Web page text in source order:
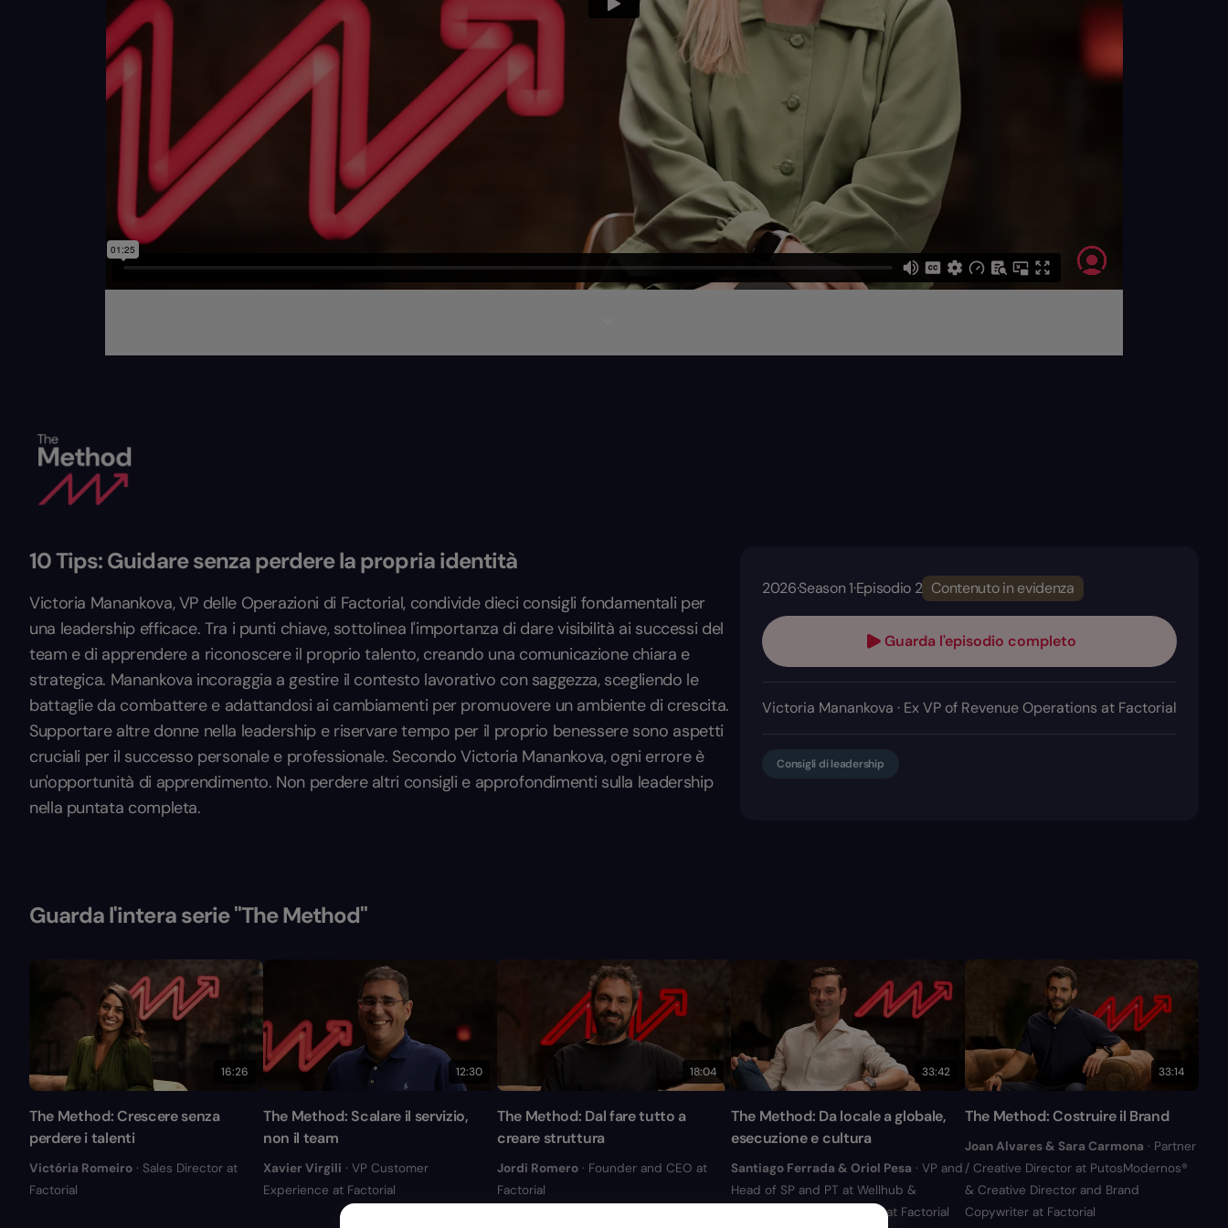
10 Tips: Guidare senza perdere la propria identità
Victoria Manankova, VP delle Operazioni di Factorial, condivide dieci consigli fondamentali per
una leadership efficace. Tra i punti chiave, sottolinea l'importanza di dare visibilità ai successi del
team e di apprendere a riconoscere il proprio talento, creando una comunicazione chiara e
strategica. Manankova incoraggia a gestire il contesto lavorativo con saggezza, scegliendo le
battaglie da combattere e adattandosi ai cambiamenti per promuovere un ambiente di crescita.
Supportare altre donne nella leadership e riservare tempo per il proprio benessere sono aspetti
cruciali per il successo personale e professionale. Secondo Victoria Manankova, ogni errore è
un'opportunità di apprendimento. Non perdere altri consigli e approfondimenti sulla leadership
nella puntata completa.
2026·Season 1·Episodio 2 Contenuto in evidenza
Guarda l'episodio completo
Victoria Manankova · Ex VP of Revenue Operations at Factorial
Consigli di leadership
Guarda l'intera serie "The Method"
16:26
The Method: Crescere senza
perdere i talenti
Victória Romeiro · Sales Director at
Factorial
12:30
The Method: Scalare il servizio,
non il team
Xavier Virgili · VP Customer
Experience at Factorial
18:04
The Method: Dal fare tutto a
creare struttura
Jordi Romero · Founder and CEO at
Factorial
33:42
The Method: Da locale a globale,
esecuzione e cultura
Santiago Ferrada & Oriol Pesa · VP and
Head of SP and PT at Wellhub &
Strategy and Partnerships at Factorial
33:14
The Method: Costruire il Brand
Joan Alvares & Sara Carmona · Partner
/ Creative Director at PutosModernos®
& Creative Director and Brand
Copywriter at Factorial